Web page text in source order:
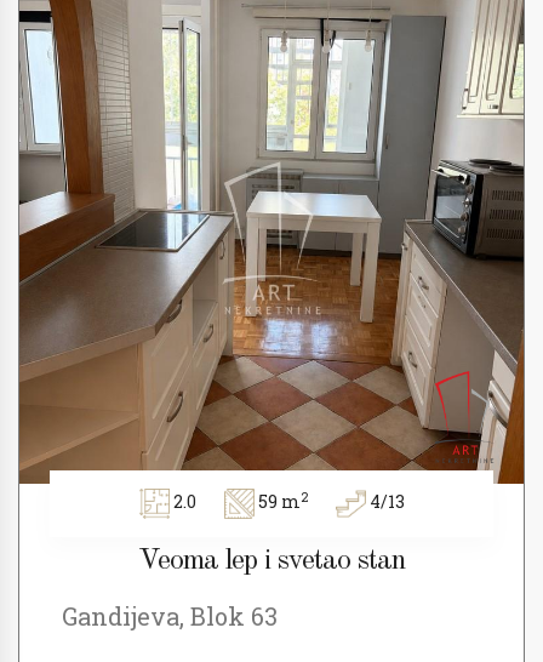
2.0 59 m2 4/13
Veoma lep i svetao stan
Gandijeva, Blok 63